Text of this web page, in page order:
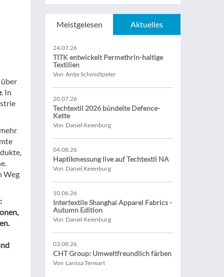
. In
Weg
Meistgelesen Aktuelles
24.07.26
TITK entwickelt Permethrin-haltige
Textilien
Von Antje Schmidtpeter
20.07.26
Techtextil 2026 bündelte Defence-
Kette
Von Daniel Keienburg
04.08.26
Haptikmessung live auf Techtextil NA
Von Daniel Keienburg
10.06.26
Intertextile Shanghai Apparel Fabrics -
Autumn Edition
Von Daniel Keienburg
03.08.26
CHT Group: Umweltfreundlich färben
Von Larissa Terwart